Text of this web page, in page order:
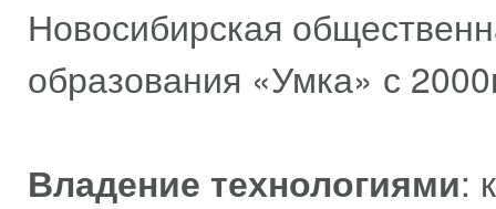
Новосибирская
образования «Умка» с
Владение технологиями: